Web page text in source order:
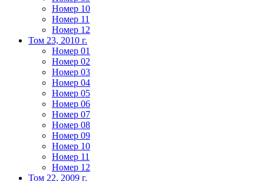
Номер 10
Номер 11
Номер 12
Том 23, 2010 г.
Номер 01
Номер 02
Номер 03
Номер 04
Номер 05
Номер 06
Номер 07
Номер 08
Номер 09
Номер 10
Номер 11
Номер 12
Том 22, 2009 г.